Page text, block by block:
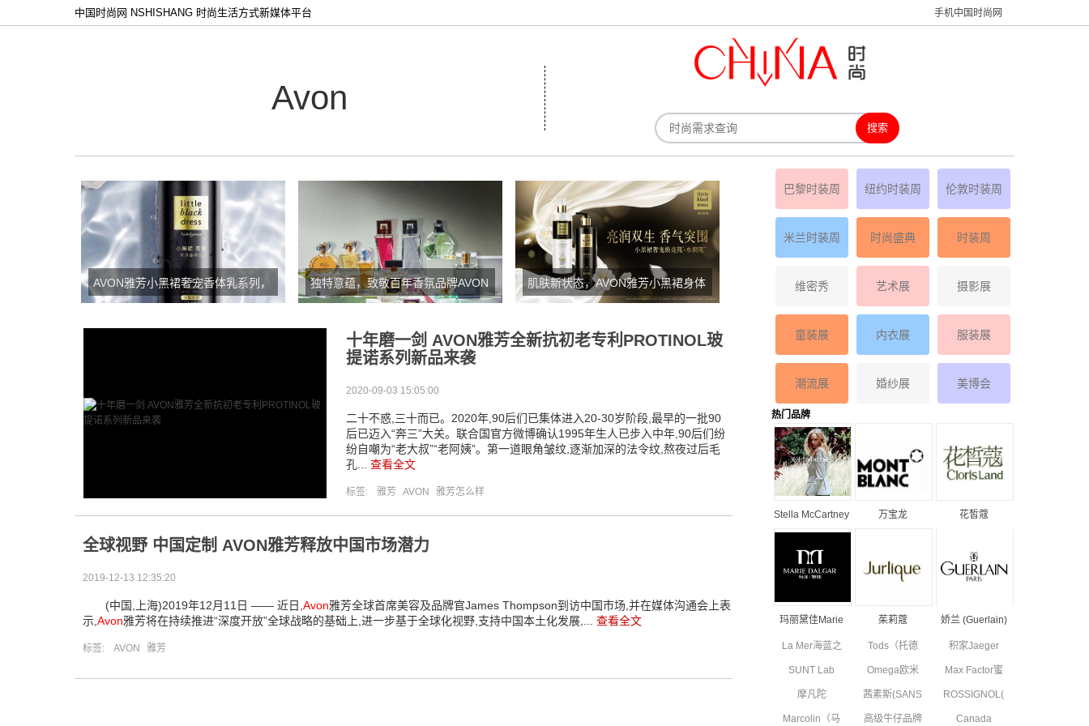
中国时尚网 NSHISHANG 时尚生活方式新媒体平台 手机中国时尚网
Avon
AVON雅芳小黑裙奢宠香体乳系列，
不断追寻美丽优雅的代名词
独特意蕴，致敬百年香氛品牌AVON
雅芳香水的每一个瞬间
肌肤新状态，AVON雅芳小黑裙身体
乳水润透亮第一步
十年磨一剑 AVON雅芳全新抗初老专利PROTINOL玻
提诺系列新品来袭
2020-09-03 15:05:00
二十不惑,三十而已。2020年,90后们已集体进入20-30岁阶段,最早的一批90
后已迈入“奔三”大关。联合国官方微博确认1995年生人已步入中年,90后们纷
纷自嘲为“老大叔”“老阿姨”。第一道眼角皱纹,逐渐加深的法令纹,熬夜过后毛
孔... 查看全文
标签: 雅芳 AVON 雅芳怎么样
全球视野 中国定制 AVON雅芳释放中国市场潜力
2019-12-13 12:35:20
(中国,上海)2019年12月11日 —— 近日, Avon雅芳全球首席美容及品牌官James Thompson到访中国市场,并在媒体沟通会上表
示, Avon雅芳将在持续推进“深度开放”全球战略的基础上,进一步基于全球化视野,支持中国本土化发展,... 查看全文
标签: AVON 雅芳
巴黎时装周 纽约时装周 伦敦时装周
米兰时装周 时尚盛典 时装周
维密秀 艺术展 摄影展
童装展 内衣展 服装展
潮流展 婚纱展 美博会
热门品牌
Stella McCartney
丝黛拉•麦卡妮品
牌资料介绍
万宝龙
花皙蔻
玛丽黛佳Marie
简介
茱莉蔻
资料简介
娇兰 (Guerlain)
La Mer海蓝之
Tods（托德
斯）品牌资料
简介
积家Jaeger
Le Coultre品
牌资料简介
SUNT Lab
(SUN'T集团旗
下童装)全新
副线品牌资料
Omega欧米
茄品牌资料简
介
Max Factor蜜
摩凡陀
MOVADO品
茜素斯(SANS
SOUCIS)品牌
ROSSIGNOL(卢
Marcolin（马 高级牛仔品牌 Canada